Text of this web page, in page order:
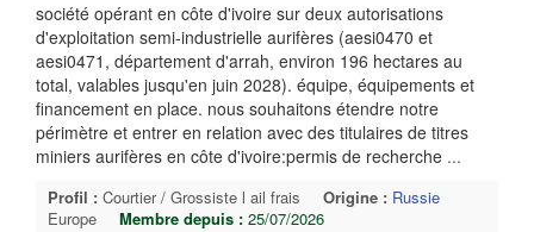
société opérant en côte d'ivoire sur deux autorisations
d'exploitation semi-industrielle aurifères (aesi0470 et
aesi0471, département d'arrah, environ 196 hectares au
total, valables jusqu'en juin 2028). équipe, équipements et
financement en place. nous souhaitons étendre notre
périmètre et entrer en relation avec des titulaires de titres
miniers aurifères en côte d'ivoire:permis de recherche ...
Profil : Courtier / Grossiste l ail frais Origine : Russie
Europe
Membre depuis : 25/07/2026